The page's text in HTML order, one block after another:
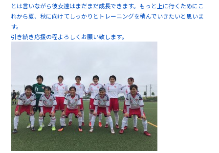
とは言いながら彼女達はまだまだ成長できます。もっと上に行くためにこ
れから夏、秋に向けてしっかりとトレーニングを積んでいきたいと思いま
す。
引き続き応援の程よろしくお願い致します。